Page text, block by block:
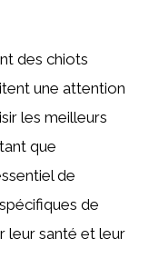
des chiots
une attention
les meilleurs
que
de
de
leur santé et leur